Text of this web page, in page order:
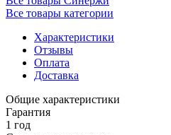
Все товары категории
Характеристики
Отзывы
Оплата
Доставка
Общие характеристики
Гарантия
1 год